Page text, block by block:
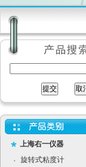
上海右一仪器
·
旋转式粘度计